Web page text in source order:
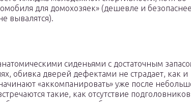
для домохозяек» (дешевле и безопаснее
вывалятся).
сиденьями с достаточным
обивка дверей дефектами не страдает, как и
«аккомпанировать» уже после
такие, как отсутствие